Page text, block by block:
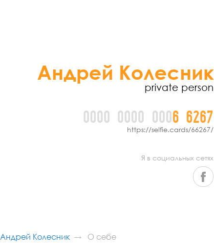
Андрей Колесник
private person
0000 0000 0006 6267
https://selfie.cards/66267/
Я в социальных сетях
Андрей Колесник О себе